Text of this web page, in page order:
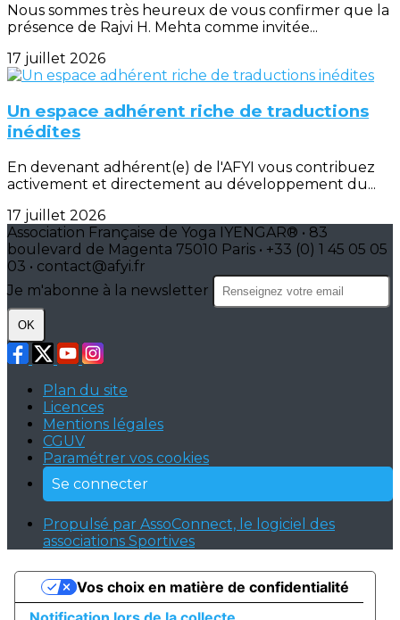
Nous sommes très heureux de vous confirmer que la
présence de Rajvi H. Mehta comme invitée...
17 juillet 2026
Un espace adhérent riche de traductions
inédites
En devenant adhérent(e) de l'AFYI vous contribuez
activement et directement au développement du...
17 juillet 2026
Association Française de Yoga IYENGAR® • 83
boulevard de Magenta 75010 Paris • +33 (0) 1 45 05 05
03 • contact@afyi.fr
Je m'abonne à la newsletter
OK
Plan du site
Licences
Mentions légales
CGUV
Paramétrer vos cookies
Se connecter
Propulsé par AssoConnect, le logiciel des
associations Sportives
Vos choix en matière de confidentialité